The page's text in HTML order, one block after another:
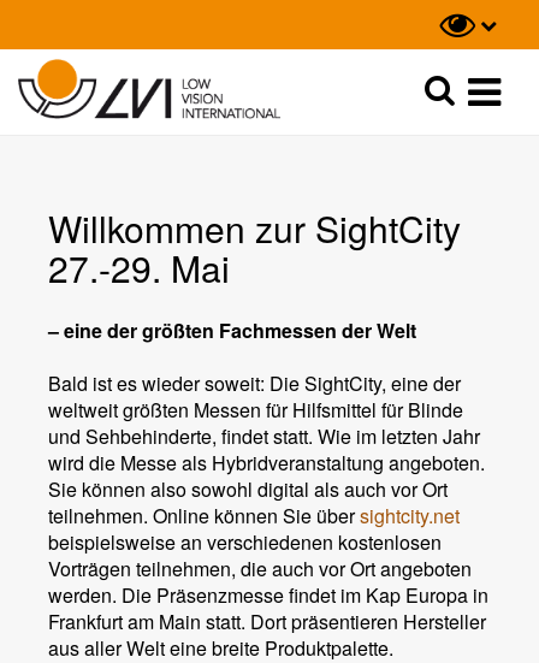
Suche
Willkommen zur SightCity
27.-29. Mai
– eine der größten Fachmessen der Welt
Bald ist es wieder soweit: Die SightCity, eine der
weltweit größten Messen für Hilfsmittel für Blinde
und Sehbehinderte, findet statt. Wie im letzten Jahr
wird die Messe als Hybridveranstaltung angeboten.
Sie können also sowohl digital als auch vor Ort
teilnehmen. Online können Sie übersightcity.net
beispielsweise an verschiedenen kostenlosen
Vorträgen teilnehmen, die auch vor Ort angeboten
werden. Die Präsenzmesse findet im Kap Europa in
Frankfurt am Main statt. Dort präsentieren Hersteller
aus aller Welt eine breite Produktpalette.